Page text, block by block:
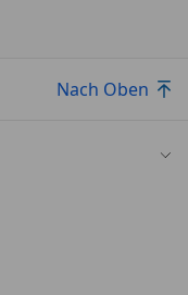
Nach Oben